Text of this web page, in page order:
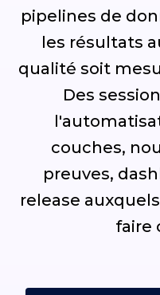
pipelines de
les résultats
qualité soit
Des
couches,
preuves,
release
faire